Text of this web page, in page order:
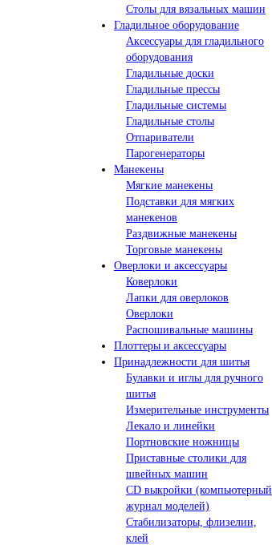
Столы для вязальных машин
Гладильное оборудование
Аксессуары для гладильного
оборудования
Гладильные доски
Гладильные прессы
Гладильные системы
Гладильные столы
Отпариватели
Парогенераторы
Манекены
Мягкие манекены
Подставки для мягких
манекенов
Раздвижные манекены
Торговые манекены
Оверлоки и аксессуары
Коверлоки
Лапки для оверлоков
Оверлоки
Распошивальные машины
Плоттеры и аксессуары
Принадлежности для шитья
Булавки и иглы для ручного
шитья
Измерительные инструменты
Лекало и линейки
Портновские ножницы
Приставные столики для
швейных машин
СD выкройки (компьютерный
журнал моделей)
Стабилизаторы, флизелин,
клей